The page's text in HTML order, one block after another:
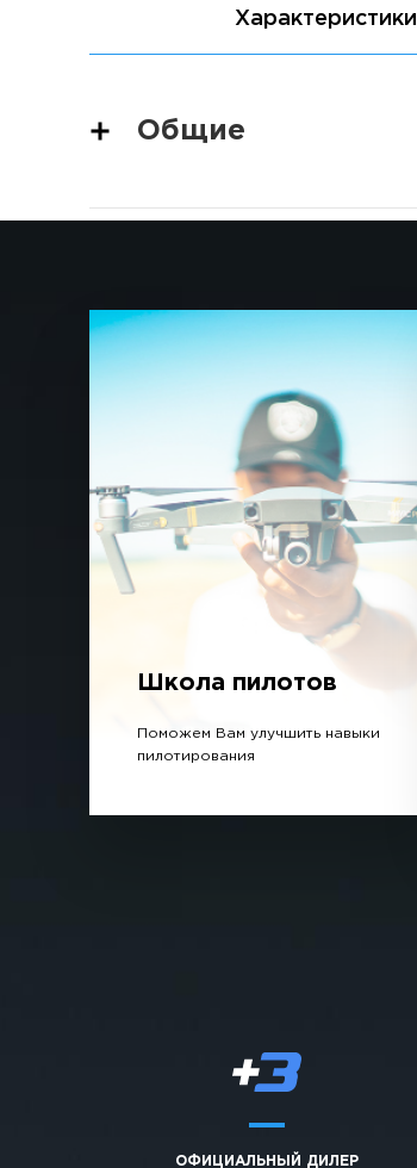
Характеристики
Общие
Школа пилотов
Поможем Вам улучшить навыки
пилотирования
ОФИЦИАЛЬНЫЙ ДИЛЕР